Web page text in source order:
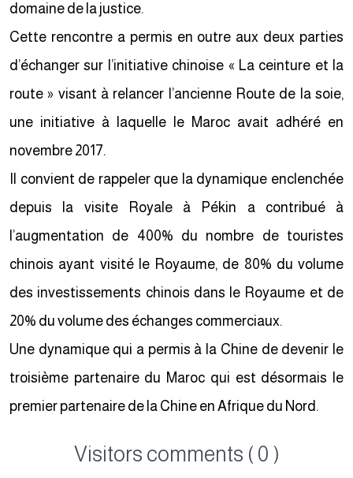
domaine de la justice.
Cette rencontre a permis en outre aux deux parties
d’échanger sur l’initiative chinoise « La ceinture et la
route » visant à relancer l’ancienne Route de la soie,
une initiative à laquelle le Maroc avait adhéré en
novembre 2017.
Il convient de rappeler que la dynamique enclenchée
depuis la visite Royale à Pékin a contribué à
l’augmentation de 400% du nombre de touristes
chinois ayant visité le Royaume, de 80% du volume
des investissements chinois dans le Royaume et de
20% du volume des échanges commerciaux.
Une dynamique qui a permis à la Chine de devenir le
troisième partenaire du Maroc qui est désormais le
premier partenaire de la Chine en Afrique du Nord.
Visitors comments ( 0 )